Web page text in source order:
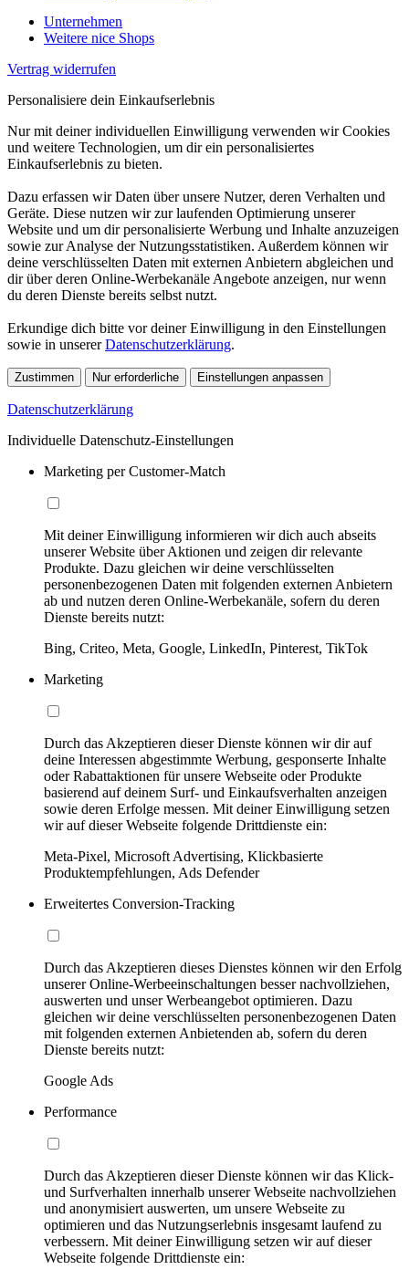
Unternehmen
Weitere nice Shops
Vertrag widerrufen
Personalisiere dein Einkaufserlebnis
Nur mit deiner individuellen Einwilligung verwenden wir Cookies
und weitere Technologien, um dir ein personalisiertes
Einkaufserlebnis zu bieten.
Dazu erfassen wir Daten über unsere Nutzer, deren Verhalten und
Geräte. Diese nutzen wir zur laufenden Optimierung unserer
Website und um dir personalisierte Werbung und Inhalte anzuzeigen
sowie zur Analyse der Nutzungsstatistiken. Außerdem können wir
deine verschlüsselten Daten mit externen Anbietern abgleichen und
dir über deren Online-Werbekanäle Angebote anzeigen, nur wenn
du deren Dienste bereits selbst nutzt.
Erkundige dich bitte vor deiner Einwilligung in den Einstellungen
sowie in unsererDatenschutzerklärung.
Zustimmen Nur erforderliche Einstellungen anpassen
Datenschutzerklärung
Individuelle Datenschutz-Einstellungen
Marketing per Customer-Match
Mit deiner Einwilligung informieren wir dich auch abseits
unserer Website über Aktionen und zeigen dir relevante
Produkte. Dazu gleichen wir deine verschlüsselten
personenbezogenen Daten mit folgenden externen Anbietern
ab und nutzen deren Online-Werbekanäle, sofern du deren
Dienste bereits nutzt:
Bing, Criteo, Meta, Google, LinkedIn, Pinterest, TikTok
Marketing
Durch das Akzeptieren dieser Dienste können wir dir auf
deine Interessen abgestimmte Werbung, gesponserte Inhalte
oder Rabattaktionen für unsere Webseite oder Produkte
basierend auf deinem Surf- und Einkaufsverhalten anzeigen
sowie deren Erfolge messen. Mit deiner Einwilligung setzen
wir auf dieser Webseite folgende Drittdienste ein:
Meta-Pixel, Microsoft Advertising, Klickbasierte
Produktempfehlungen, Ads Defender
Erweitertes Conversion-Tracking
Durch das Akzeptieren dieses Dienstes können wir den Erfolg
unserer Online-Werbeeinschaltungen besser nachvollziehen,
auswerten und unser Werbeangebot optimieren. Dazu
gleichen wir deine verschlüsselten personenbezogenen Daten
mit folgenden externen Anbietenden ab, sofern du deren
Dienste bereits nutzt:
Google Ads
Performance
Durch das Akzeptieren dieser Dienste können wir das Klick-
und Surfverhalten innerhalb unserer Webseite nachvollziehen
und anonymisiert auswerten, um unsere Webseite zu
optimieren und das Nutzungserlebnis insgesamt laufend zu
verbessern. Mit deiner Einwilligung setzen wir auf dieser
Webseite folgende Drittdienste ein: